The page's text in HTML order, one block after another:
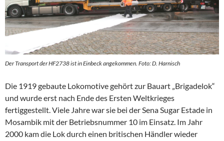
Der Transport der HF2738 ist in Einbeck angekommen. Foto: D. Harnisch
Die 1919 gebaute Lokomotive gehört zur Bauart „Brigadelok“
und wurde erst nach Ende des Ersten Weltkrieges
fertiggestellt. Viele Jahre war sie bei der Sena Sugar Estade in
Mosambik mit der Betriebsnummer 10 im Einsatz. Im Jahr
2000 kam die Lok durch einen britischen Händler wieder